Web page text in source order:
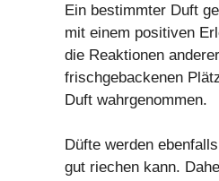
Ein bestimmter Duft
mit einem positiven
die Reaktionen
frischgebackenen
Duft wahrgenommen.
Düfte werden
gut riechen kann.